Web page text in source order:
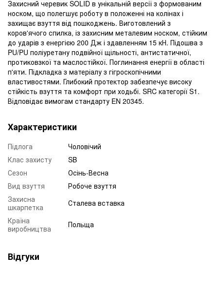
Захисний черевик SOLID в унікальній версії з формованим
носком, що полегшує роботу в положенні на колінах і
захищає взуття від пошкоджень. Виготовлений з
коров'ячого спилка, із захисним металевим носком, стійким
до ударів з енергією 200 Дж і здавленням 15 кН. Підошва з
PU/PU поліуретану подвійної щільності, антистатичної,
протиковзкої та маслостійкої. Поглинання енергії в області
п'яти. Підкладка з матеріалу з гігроскопічними
властивостями. Глибокий протектор забезпечує високу
стійкість взуття та комфорт при ходьбі. SRC категорії S1.
Відповідає вимогам стандарту EN 20345.
Характеристики
Підлога
Чоловічий
Клас захисту
SB
Сезон
Осінь-Весна
Вид взуття
Робоче взуття
Захисна
шкарпетка
Сталева вставка
Країна
виробництва
Польща
Відгуки